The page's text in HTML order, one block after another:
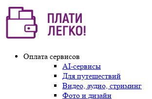
Оплата сервисов
AI-сервисы
Для путешествий
Видео, аудио, стриминг
Фото и дизайн